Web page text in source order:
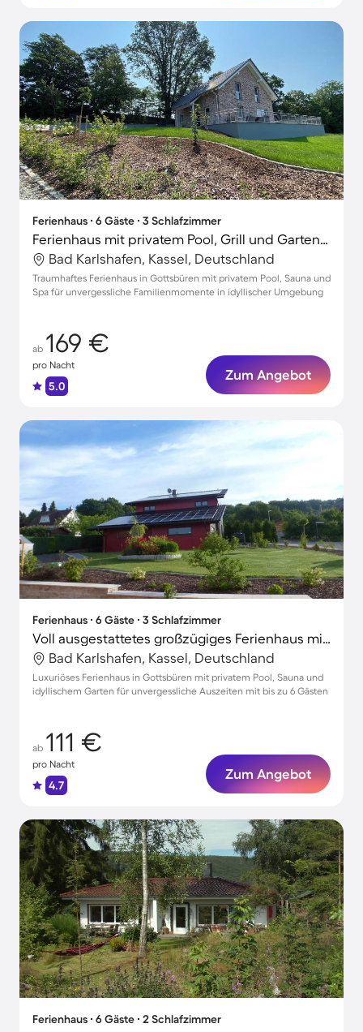
Ferienhaus ∙ 6 Gäste ∙ 3 Schlafzimmer
Ferienhaus mit privatem Pool, Grill und Garten | Naturblick
Bad Karlshafen, Kassel, Deutschland
Traumhaftes Ferienhaus in Gottsbüren mit privatem Pool, Sauna und
Spa für unvergessliche Familienmomente in idyllischer Umgebung
ab 169 €
pro Nacht
5.0
Zum Angebot
Ferienhaus ∙ 6 Gäste ∙ 3 Schlafzimmer
Voll ausgestattetes großzügiges Ferienhaus mit Whirlpool, privatem Pool und Grill | Naturblick
Bad Karlshafen, Kassel, Deutschland
Luxuriöses Ferienhaus in Gottsbüren mit privatem Pool, Sauna und
idyllischem Garten für unvergessliche Auszeiten mit bis zu 6 Gästen
ab 111 €
pro Nacht
4.7
Zum Angebot
Ferienhaus ∙ 6 Gäste ∙ 2 Schlafzimmer